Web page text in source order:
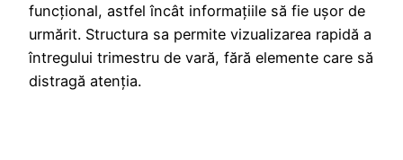
funcțional, astfel încât informațiile să fie ușor de
urmărit. Structura sa permite vizualizarea rapidă a
întregului trimestru de vară, fără elemente care să
distragă atenția.